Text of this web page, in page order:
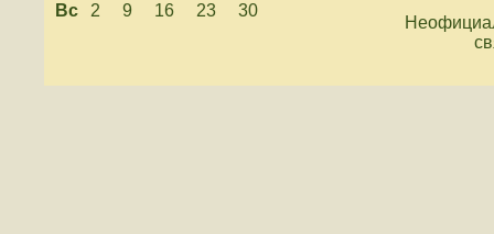
Вс 2 9 16 23 30